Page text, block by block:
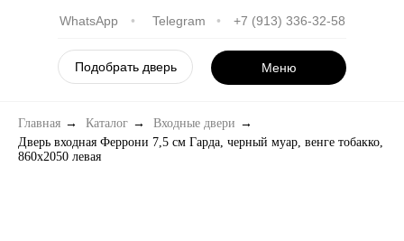
WhatsApp •
Telegram
• +7 (913) 336-32-58
Подобрать дверь Меню
Главная → Каталог → Входные двери →
Дверь входная Феррони 7,5 см Гарда, черный муар, венге тобакко,
860х2050 левая